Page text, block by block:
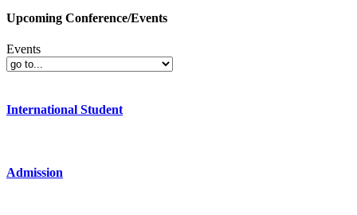
Upcoming Conference/Events
Events
International Student
Admission